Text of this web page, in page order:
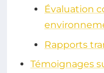
Évaluation
Rapports
Témoignages